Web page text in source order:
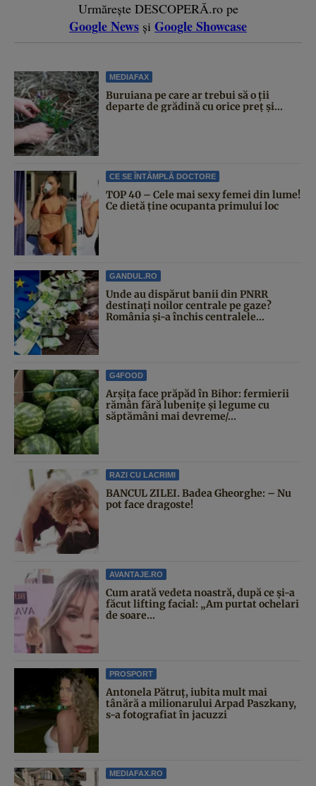
Urmărește DESCOPERĂ.ro pe
Google News și Google Showcase
MEDIAFAX
Buruiana pe care ar trebui să o ții
departe de grădină cu orice preț și...
CE SE ÎNTÂMPLĂ DOCTORE
TOP 40 – Cele mai sexy femei din lume!
Ce dietă ține ocupanta primului loc
GANDUL.RO
Unde au dispărut banii din PNRR
destinați noilor centrale pe gaze?
România și-a închis centralele...
G4FOOD
Arșița face prăpăd în Bihor: fermierii
rămân fără lubenițe și legume cu
săptămâni mai devreme/...
RAZI CU LACRIMI
BANCUL ZILEI. Badea Gheorghe: – Nu
pot face dragoste!
AVANTAJE.RO
Cum arată vedeta noastră, după ce și-a
făcut lifting facial: „Am purtat ochelari
de soare...
PROSPORT
Antonela Pătruț, iubita mult mai
tânără a milionarului Arpad Paszkany,
s-a fotografiat în jacuzzi
MEDIAFAX.RO